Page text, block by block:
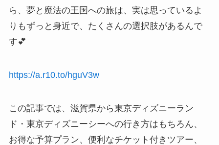
ら、夢と魔法の王国への旅は、実は思っているよ
りもずっと身近で、たくさんの選択肢があるんで
す💕
https://a.r10.to/hguV3w
この記事では、滋賀県から東京ディズニーラン
ド・東京ディズニーシーへの行き方はもちろん、
お得な予算プラン、便利なチケット付きツアー、